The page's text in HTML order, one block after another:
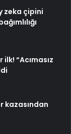
zeka çipini
“Acımasız
kazasından